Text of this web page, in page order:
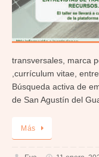
transversales, marca
,currículum vitae,
Búsqueda activa de
de San Agustín del
Más